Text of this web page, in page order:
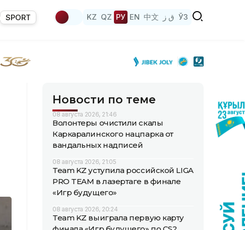
SPORT KZ QZ РУ EN 中文 ق ز ЎЗ
Новости по теме
08 августа 2026, 21:46
Волонтеры очистили скалы
Каркаралинского нацпарка от
вандальных надписей
08 августа 2026, 21:05
Team KZ уступила российской LIGA
PRO TEAM в лазертаге в финале
«Игр будущего»
08 августа 2026, 20:24
Team KZ выиграла первую карту